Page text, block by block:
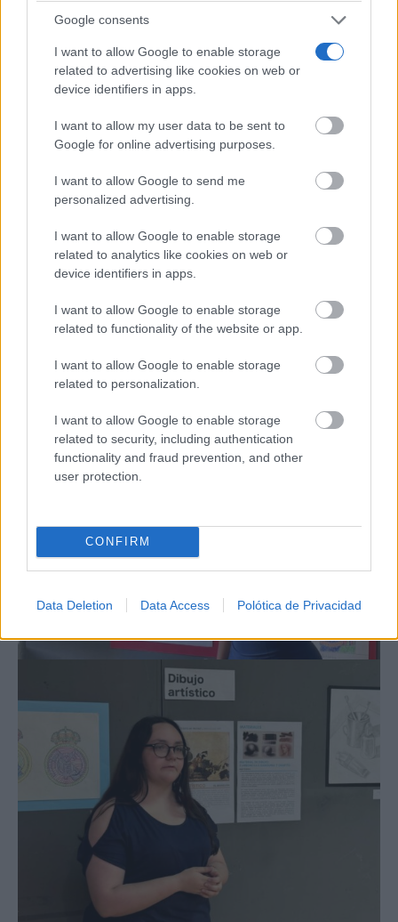
Google consents
I want to allow Google to enable storage
related to advertising like cookies on web or
device identifiers in apps.
I want to allow my user data to be sent to
Google for online advertising purposes.
I want to allow Google to send me
personalized advertising.
I want to allow Google to enable storage
related to analytics like cookies on web or
device identifiers in apps.
I want to allow Google to enable storage
related to functionality of the website or app.
I want to allow Google to enable storage
related to personalization.
I want to allow Google to enable storage
related to security, including authentication
functionality and fraud prevention, and other
user protection.
CONFIRM
Data Deletion Data Access Polótica de Privacidad